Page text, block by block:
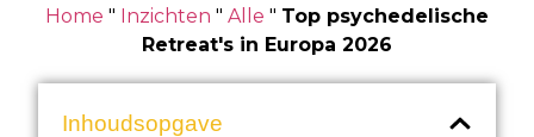
Home " Inzichten " Alle " Top psychedelische
Retreat's in Europa 2026
Inhoudsopgave